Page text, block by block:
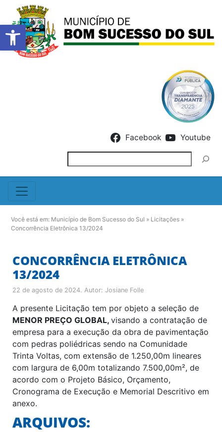
Barra de Ferramentas
Facebook Youtube
Você está em: Município de Bom Sucesso do Sul » Licitações »
Concorrência Eletrônica 13/2024
CONCORRÊNCIA ELETRÔNICA
13/2024
22 de agosto de 2024. Autor: Josiane Folle
A presente Licitação tem por objeto a seleção de
MENOR PREÇO GLOBAL, visando a contratação de
empresa para a execução da obra de pavimentação
com pedras poliédricas sendo na Comunidade
Trinta Voltas, com extensão de 1.250,00m lineares
com largura de 6,00m totalizando 7.500,00m², de
acordo com o Projeto Básico, Orçamento,
Cronograma de Execução e Memorial Descritivo em
anexo.
ARQUIVOS: